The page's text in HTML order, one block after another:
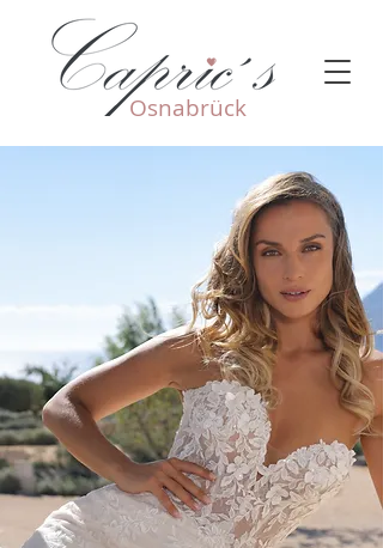
Osnabrück​